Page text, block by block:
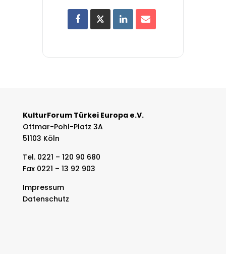
KulturForum Türkei Europa e.V.
Ottmar-Pohl-Platz 3A
51103 Köln
Tel. 0221 – 120 90 680
Fax 0221 – 13 92 903
Impressum
Datenschutz